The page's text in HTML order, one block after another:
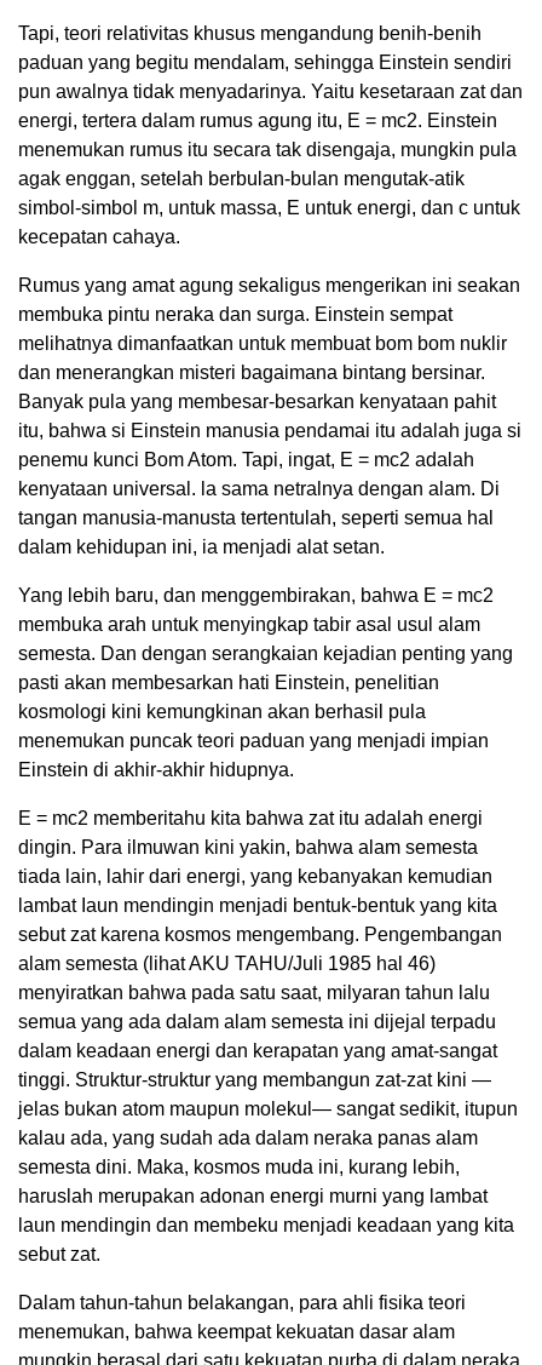
Tapi, teori relativitas khusus mengandung benih-benih
paduan yang begitu mendalam, sehingga Einstein sendiri
pun awalnya tidak menyadarinya. Yaitu kesetaraan zat dan
energi, tertera dalam rumus agung itu, E = mc2. Einstein
menemukan rumus itu secara tak disengaja, mungkin pula
agak enggan, setelah berbulan-bulan mengutak-atik
simbol-simbol m, untuk massa, E untuk energi, dan c untuk
kecepatan cahaya.
Rumus yang amat agung sekaligus mengerikan ini seakan
membuka pintu neraka dan surga. Einstein sempat
melihatnya dimanfaatkan untuk membuat bom bom nuklir
dan menerangkan misteri bagaimana bintang bersinar.
Banyak pula yang membesar-besarkan kenyataan pahit
itu, bahwa si Einstein manusia pendamai itu adalah juga si
penemu kunci Bom Atom. Tapi, ingat, E = mc2 adalah
kenyataan universal. la sama netralnya dengan alam. Di
tangan manusia-manusta tertentulah, seperti semua hal
dalam kehidupan ini, ia menjadi alat setan.
Yang lebih baru, dan menggembirakan, bahwa E = mc2
membuka arah untuk menyingkap tabir asal usul alam
semesta. Dan dengan serangkaian kejadian penting yang
pasti akan membesarkan hati Einstein, penelitian
kosmologi kini kemungkinan akan berhasil pula
menemukan puncak teori paduan yang menjadi impian
Einstein di akhir-akhir hidupnya.
E = mc2 memberitahu kita bahwa zat itu adalah energi
dingin. Para ilmuwan kini yakin, bahwa alam semesta
tiada lain, lahir dari energi, yang kebanyakan kemudian
lambat Iaun mendingin menjadi bentuk-bentuk yang kita
sebut zat karena kosmos mengembang. Pengembangan
alam semesta (lihat AKU TAHU/Juli 1985 hal 46)
menyiratkan bahwa pada satu saat, milyaran tahun lalu
semua yang ada dalam alam semesta ini dijejal terpadu
dalam keadaan energi dan kerapatan yang amat-sangat
tinggi. Struktur-struktur yang membangun zat-zat kini —
jelas bukan atom maupun molekul— sangat sedikit, itupun
kalau ada, yang sudah ada dalam neraka panas alam
semesta dini. Maka, kosmos muda ini, kurang lebih,
haruslah merupakan adonan energi murni yang lambat
laun mendingin dan membeku menjadi keadaan yang kita
sebut zat.
Dalam tahun-tahun belakangan, para ahli fisika teori
menemukan, bahwa keempat kekuatan dasar alam
mungkin berasal dari satu kekuatan purba di dalam neraka